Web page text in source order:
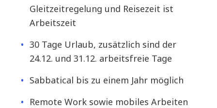
Gleitzeitregelung und Reisezeit ist
Arbeitszeit
30 Tage Urlaub, zusätzlich sind der
24.12. und 31.12. arbeitsfreie Tage
Sabbatical bis zu einem Jahr möglich
Remote Work sowie mobiles Arbeiten